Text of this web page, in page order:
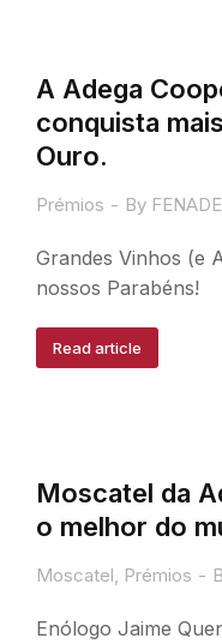
A Adega
conquista
Ouro.
Prémios By
Grandes Vinhos (e
nossos Parabéns!
Read article
Moscatel da
o melhor do
Moscatel, Prémios
Enólogo Jaime